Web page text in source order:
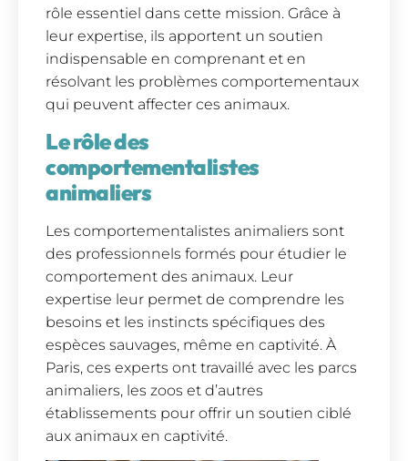
rôle essentiel dans cette mission. Grâce à
leur expertise, ils apportent un soutien
indispensable en comprenant et en
résolvant les problèmes comportementaux
qui peuvent affecter ces animaux.
Le rôle des
comportementalistes
animaliers
Les comportementalistes animaliers sont
des professionnels formés pour étudier le
comportement des animaux. Leur
expertise leur permet de comprendre les
besoins et les instincts spécifiques des
espèces sauvages, même en captivité. À
Paris, ces experts ont travaillé avec les parcs
animaliers, les zoos et d’autres
établissements pour offrir un soutien ciblé
aux animaux en captivité.